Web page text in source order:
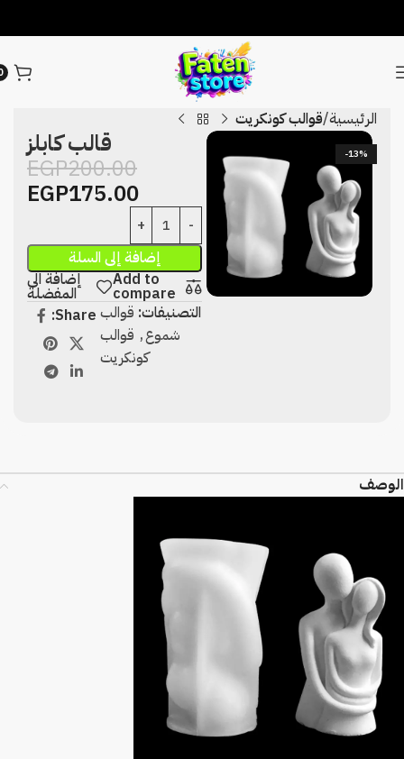
الرئيسية قوالب كونكريت
-13% قالب كابلز
EGP200.00
EGP175.00
إضافة إلى السلة
Add to
compare
إضافة الى
المفضلة
التصنيفات: قوالب
شموع, قوالب
كونكريت
Share:
الوصف